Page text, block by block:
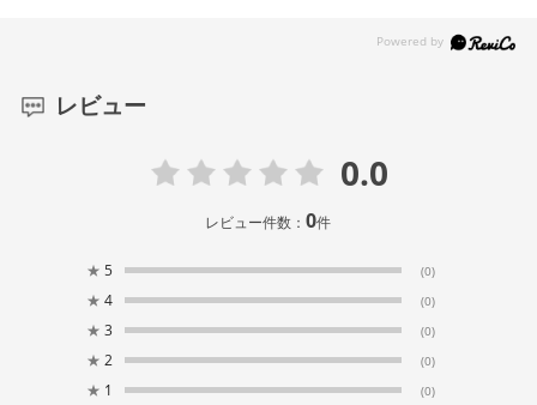
レビュー
0.0
レビュー件数：0件
★ 5 (0)
★ 4 (0)
★ 3 (0)
★ 2 (0)
★ 1 (0)